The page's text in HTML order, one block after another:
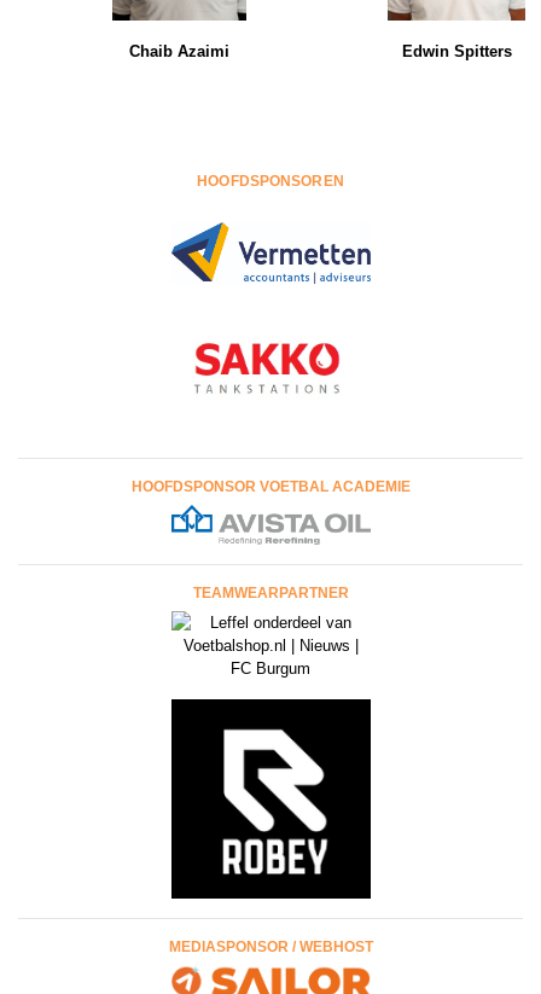
Chaib Azaimi Edwin Spitters
HOOFDSPONSOREN
HOOFDSPONSOR VOETBAL ACADEMIE
TEAMWEARPARTNER
MEDIASPONSOR / WEBHOST